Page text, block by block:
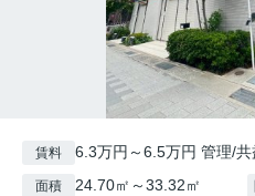
賃料 6.3万円～6.5万円 管理/
面積 24.70㎡～33.32㎡